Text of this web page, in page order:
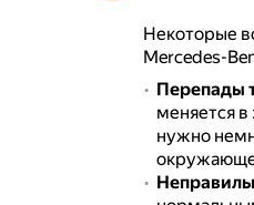
Некоторые
Mercedes-
Перепады
меняется
нужно